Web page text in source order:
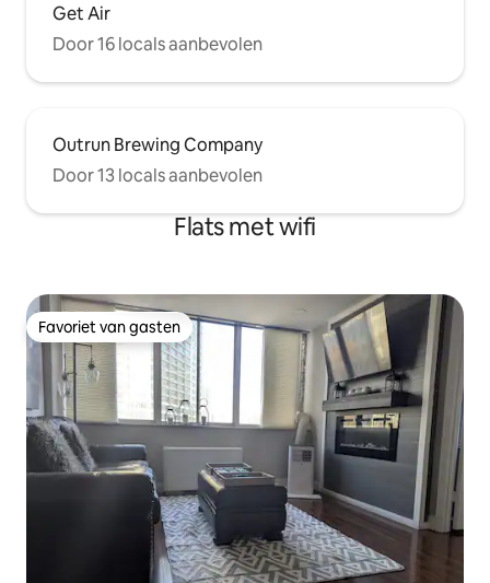
Get Air
Door 16 locals aanbevolen
Outrun Brewing Company
Door 13 locals aanbevolen
Flats met wifi
Favoriet van gasten
Favoriet van gasten